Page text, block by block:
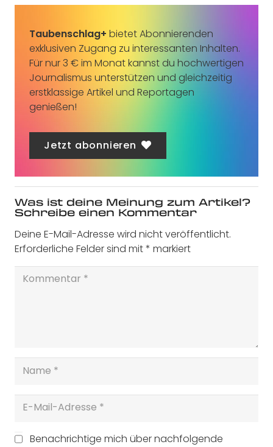
Taubenschlag+ bietet Abonnierenden
exklusiven Zugang zu interessanten Inhalten.
Für nur 3 € im Monat kannst du hochwertigen
Journalismus unterstützen und gleichzeitig
erstklassige Artikel und Reportagen
genießen!
Jetzt abonnieren
Was ist deine Meinung zum Artikel?
Schreibe einen Kommentar
Deine E-Mail-Adresse wird nicht veröffentlicht.
Erforderliche Felder sind mit* markiert
Benachrichtige mich über nachfolgende